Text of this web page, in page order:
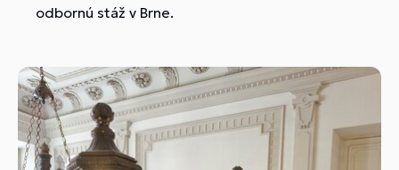
odbornú stáž v Brne.